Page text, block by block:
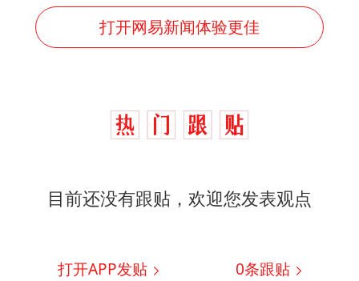
打开网易新闻体验更佳
目前还没有跟贴，欢迎您发表观点
打开APP发贴 0条跟贴